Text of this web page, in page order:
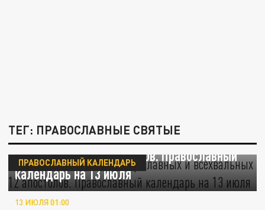
ТЕГ: ПРАВОСЛАВНЫЕ СВЯТЫЕ
"Ученики Спасителя". Собор славных и
всехвальных 12 апостолов. Православный
календарь на 13 июля
ПРАВОСЛАВНЫЙ КАЛЕНДАРЬ
13 ИЮЛЯ 01:00